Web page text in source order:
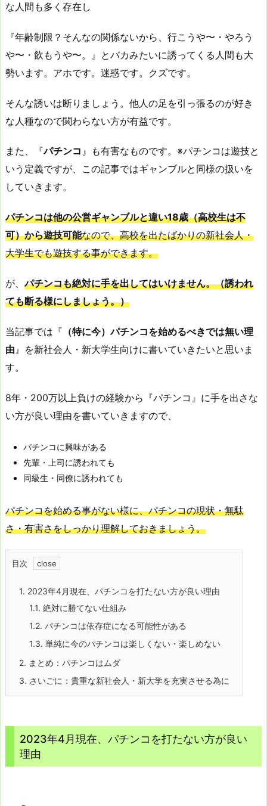
な人間も多く存在し
『年齢制限？そんなの関係ないから、行こうや〜・やろう
や〜・飲もうや〜。』とバカみたいに誘ってくる人間も大
勢います。アホです。迷惑です。クズです。
そんな誘いは断りましょう。他人の足を引っ張るのが好き
な人種なので関わらない方が有益です。
また、『パチンコ 』も有害なものです。※パチンコは遊技と
いう定義ですが、この記事ではギャンブルと同様の扱いを
していきます。
パチンコは他の公営ギャンブルと違い18歳（高校生は不
可）から遊技可能なので、高校を出たばかりの新社会人・
大学生でも遊技する事ができます。
が、パチンコも絶対に手を出してはいけません。（誘われ
ても断る様にしましょう。）
当記事では『 （特に今）パチンコを始めるべきでは無い理
由 』を新社会人・新大学生向けに書いていきたいと思いま
す。
8年・200万以上負けの経験から『パチンコ』に手を出さな
い方が良い理由を書いていきますので、
パチンコに興味がある
先輩・上司に誘われても
同級生・同僚に誘われても
パチンコを始める事がない様に、パチンコの現状・無駄
さ・有害さをしっかり理解しておきましょう。
目次
1. 2023年4月現在、パチンコを打たない方が良い理由
1.1. 絶対に勝てない仕組み
1.2. パチンコは依存症になる可能性がある
1.3. 単純に今のパチンコは楽しくない・楽しめない
2. まとめ：パチンコはムダ
3. さいごに：貴重な新社会人・新大学を充実させる為に
2023年4月現在、パチンコを打たない方が良い
理由